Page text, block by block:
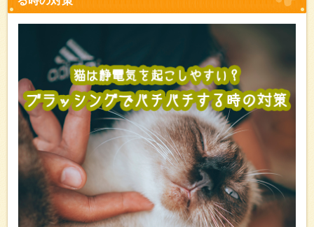
猫は静電気を起こしやすい
る時の対策